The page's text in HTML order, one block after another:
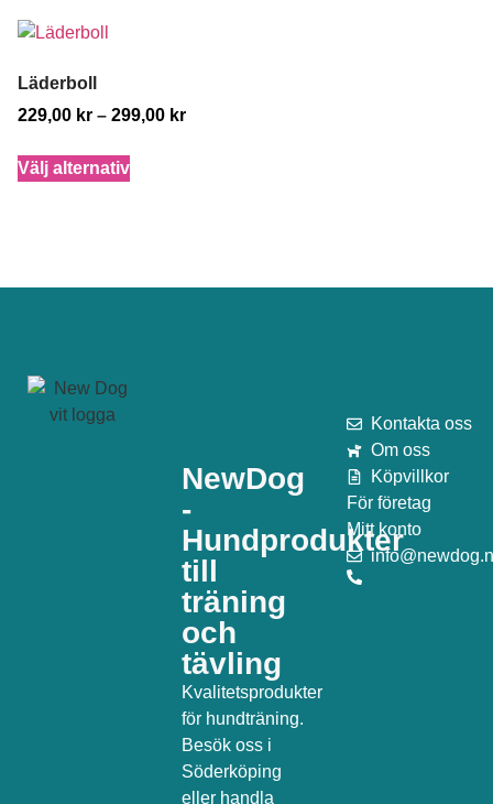
Läderboll
229,00 kr – 299,00 kr
Välj alternativ
NewDog
-
Hundprodukter
till
träning
och
tävling
Kvalitetsprodukter
för hundträning.
Besök oss i
Söderköping
eller handla
Kontakta oss
Om oss
Köpvillkor
För företag
Mitt konto